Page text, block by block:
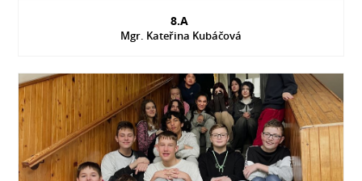
8.A
Mgr. Kateřina Kubáčová